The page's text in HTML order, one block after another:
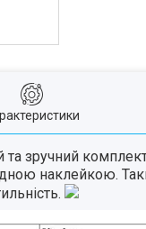
комплект
наклейкою.